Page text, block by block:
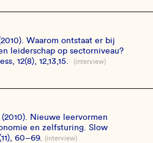
Waarom ontstaat er bij
leiderschap op sectorniveau?
12(8), 12,13,15.
(interview)
Nieuwe leervormen
en zelfsturing. Slow
60–69. (interview)